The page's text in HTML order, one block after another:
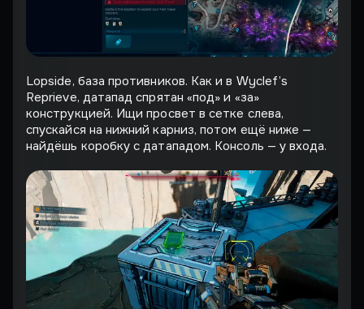
Lopside, база противников. Как и в Wyclef’s
Reprieve, датапад спрятан «под» и «за»
конструкцией. Ищи просвет в сетке слева,
спускайся на нижний карниз, потом ещё ниже —
найдёшь коробку с датападом. Консоль — у входа.